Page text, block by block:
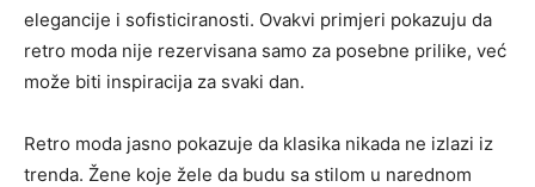
elegancije i sofisticiranosti. Ovakvi primjeri pokazuju da
retro moda nije rezervisana samo za posebne prilike, već
može biti inspiracija za svaki dan.
Retro moda jasno pokazuje da klasika nikada ne izlazi iz
trenda. Žene koje žele da budu sa stilom u narednom